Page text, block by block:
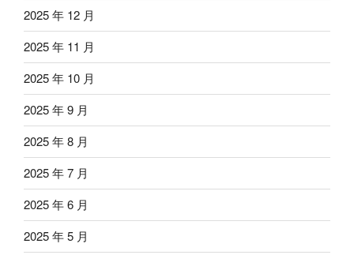
2025 年 12 月
2025 年 11 月
2025 年 10 月
2025 年 9 月
2025 年 8 月
2025 年 7 月
2025 年 6 月
2025 年 5 月